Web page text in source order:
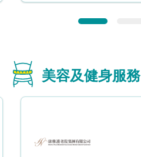
美容及健身服務